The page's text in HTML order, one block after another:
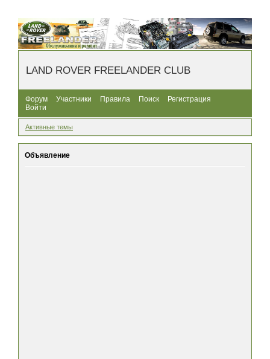
LAND ROVER FREELANDER CLUB
Форум Участники Правила Поиск
Регистрация
Войти
Активные темы
Объявление